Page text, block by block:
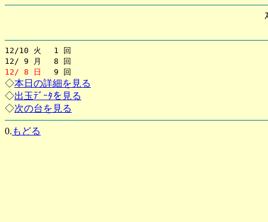
12/10 火 1 回
12/ 9 月 8 回
12/ 8 日
9 回
◇本日の詳細を見る
◇出玉ﾃﾞｰﾀを見る
◇次の台を見る
0. もどる